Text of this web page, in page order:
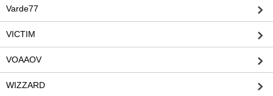
Varde77
VICTIM
VOAAOV
WIZZARD